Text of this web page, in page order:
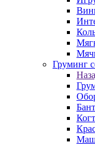
Груминг